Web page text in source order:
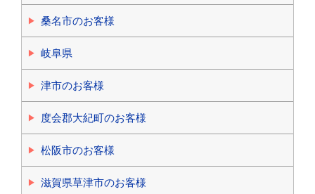
桑名市のお客様
岐阜県
津市のお客様
度会郡大紀町のお客様
松阪市のお客様
滋賀県草津市のお客様